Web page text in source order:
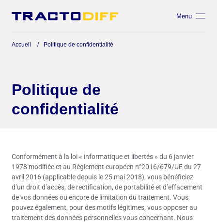
Menu
Accueil Politique de confidentialité
Politique de
confidentialité
Conformément à la loi « informatique et libertés » du 6 janvier
1978 modifiée et au Règlement européen n°2016/679/UE du 27
avril 2016 (applicable depuis le 25 mai 2018), vous bénéficiez
d’un droit d’accès, de rectification, de portabilité et d’effacement
de vos données ou encore de limitation du traitement. Vous
pouvez également, pour des motifs légitimes, vous opposer au
traitement des données personnelles vous concernant. Nous